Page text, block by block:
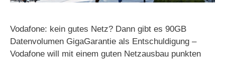
Vodafone: kein gutes Netz? Dann gibt es 90GB
Datenvolumen GigaGarantie als Entschuldigung –
Vodafone will mit einem guten Netzausbau punkten